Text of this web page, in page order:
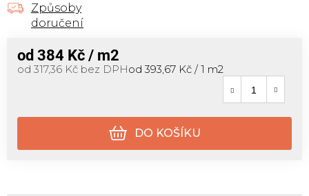
Způsoby
doručení
od 384 Kč / m2
od 317,36 Kč bez DPHMěrná cena:
od 393,67 Kč / 1 m2
DO KOŠÍKU